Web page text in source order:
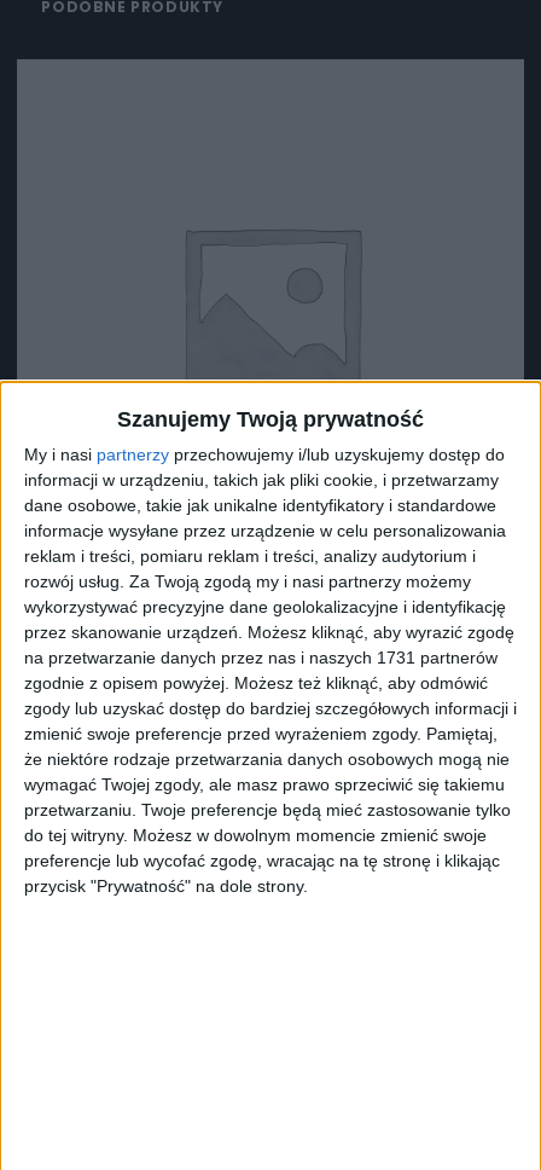
Szanujemy Twoją prywatność
My i nasi partnerzy przechowujemy i/lub uzyskujemy dostęp do
informacji w urządzeniu, takich jak pliki cookie, i przetwarzamy
dane osobowe, takie jak unikalne identyfikatory i standardowe
informacje wysyłane przez urządzenie w celu personalizowania
reklam i treści, pomiaru reklam i treści, analizy audytorium i
rozwój usług. Za Twoją zgodą my i nasi partnerzy możemy
wykorzystywać precyzyjne dane geolokalizacyjne i identyfikację
przez skanowanie urządzeń. Możesz kliknąć, aby wyrazić zgodę
na przetwarzanie danych przez nas i naszych 1731 partnerów
zgodnie z opisem powyżej. Możesz też kliknąć, aby odmówić
zgody lub uzyskać dostęp do bardziej szczegółowych informacji i
zmienić swoje preferencje przed wyrażeniem zgody. Pamiętaj,
że niektóre rodzaje przetwarzania danych osobowych mogą nie
wymagać Twojej zgody, ale masz prawo sprzeciwić się takiemu
przetwarzaniu. Twoje preferencje będą mieć zastosowanie tylko
do tej witryny. Możesz w dowolnym momencie zmienić swoje
preferencje lub wycofać zgodę, wracając na tę stronę i klikając
przycisk "Prywatność" na dole strony.
PODOBNE PRODUKTY
Surron Zacisk nylonowy
5,24zł
ZOBACZ WIĘCEJ
PROMOCJA!